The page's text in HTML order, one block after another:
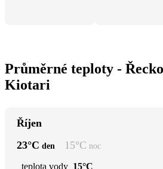
Průměrné teploty -
Kiotari
Říjen
23°C den 15°C noc
teplota vody 15°C